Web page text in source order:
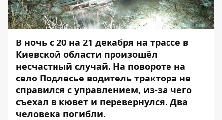
В ночь с 20 на 21 декабря на трассе в
Киевской области произошёл
несчастный случай. На повороте на
село Подлесье водитель трактора не
справился с управлением, из-за чего
съехал в кювет и перевернулся. Два
человека погибли.